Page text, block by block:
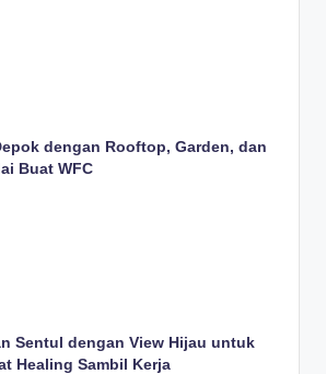
dengan Rooftop, Garden, dan
Buat WFC
Sentul dengan View Hijau untuk
Healing Sambil Kerja